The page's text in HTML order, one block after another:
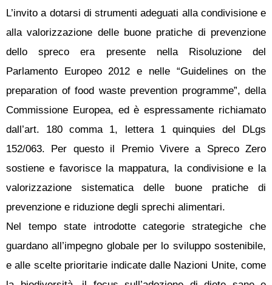
L’invito a dotarsi di strumenti adeguati alla condivisione e
alla valorizzazione delle buone pratiche di prevenzione
dello spreco era presente nella Risoluzione del
Parlamento Europeo 2012 e nelle “Guidelines on the
preparation of food waste prevention programme”, della
Commissione Europea, ed è espressamente richiamato
dall’art. 180 comma 1, lettera 1 quinquies del DLgs
152/063. Per questo il Premio Vivere a Spreco Zero
sostiene e favorisce la mappatura, la condivisione e la
valorizzazione sistematica delle buone pratiche di
prevenzione e riduzione degli sprechi alimentari.
Nel tempo state introdotte categorie strategiche che
guardano all’impegno globale per lo sviluppo sostenibile,
e alle scelte prioritarie indicate dalle Nazioni Unite, come